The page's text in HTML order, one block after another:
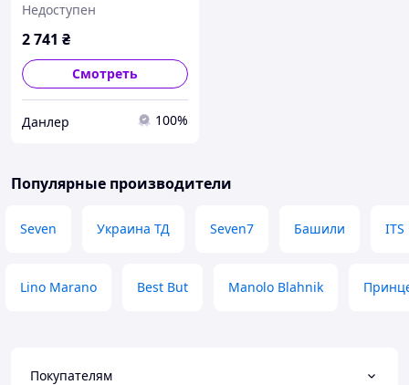
Недоступен
2 741 ₴
Смотреть
Данлер 100%
Популярные производители
Seven Украина ТД Seven7 Башили ITS
Lino Marano Best But Manolo Blahnik
Покупателям